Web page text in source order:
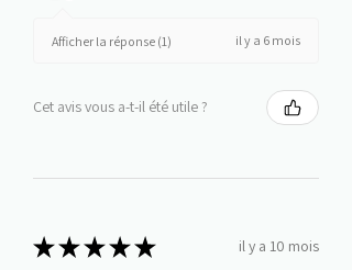
Afficher la réponse (1) il y a 6 mois
Cet avis vous a-t-il été utile ?
★★★★★ il y a 10 mois